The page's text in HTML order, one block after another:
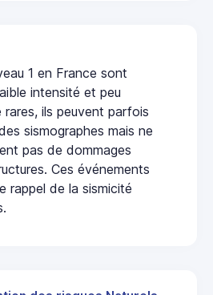
1 en France sont
intensité et peu
rares, ils peuvent parfois
sismographes mais ne
pas de dommages
Ces événements
rappel de la sismicité